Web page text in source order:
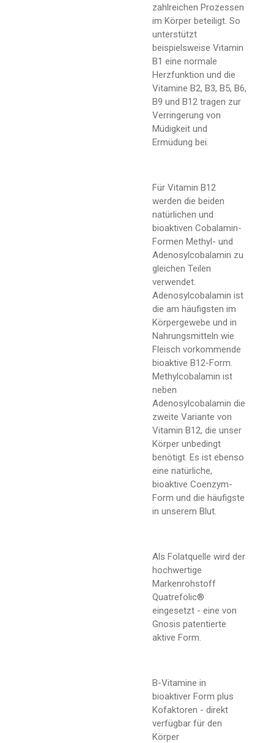
zahlreichen Prozessen
im Körper beteiligt. So
unterstützt
beispielsweise Vitamin
B1 eine normale
Herzfunktion und die
Vitamine B2, B3, B5, B6,
B9 und B12 tragen zur
Verringerung von
Müdigkeit und
Ermüdung bei.
Für Vitamin B12
werden die beiden
natürlichen und
bioaktiven Cobalamin-
Formen Methyl- und
Adenosylcobalamin zu
gleichen Teilen
verwendet.
Adenosylcobalamin ist
die am häufigsten im
Körpergewebe und in
Nahrungsmitteln wie
Fleisch vorkommende
bioaktive B12-Form.
Methylcobalamin ist
neben
Adenosylcobalamin die
zweite Variante von
Vitamin B12, die unser
Körper unbedingt
benötigt. Es ist ebenso
eine natürliche,
bioaktive Coenzym-
Form und die häufigste
in unserem Blut.
Als Folatquelle wird der
hochwertige
Markenrohstoff
Quatrefolic®
eingesetzt - eine von
Gnosis patentierte
aktive Form.
B-Vitamine in
bioaktiver Form plus
Kofaktoren - direkt
verfügbar für den
Körper